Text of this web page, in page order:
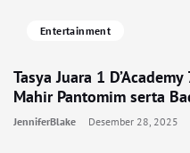
Entertainment
Tasya Juara 1
Mahir Pantomim serta
JenniferBlake Desember 28, 2025